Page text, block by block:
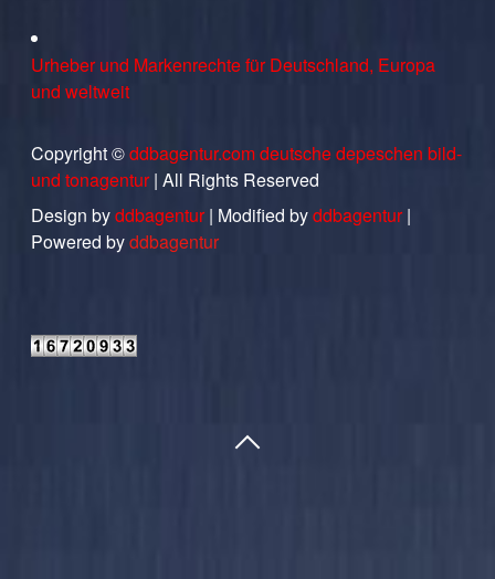
Urheber und Markenrechte für Deutschland, Europa
und weltweit
Copyright ©ddbagentur.com deutsche depeschen bild-
und tonagentur| All Rights Reserved
Design byddbagentur| Modified byddbagentur|
Powered byddbagentur